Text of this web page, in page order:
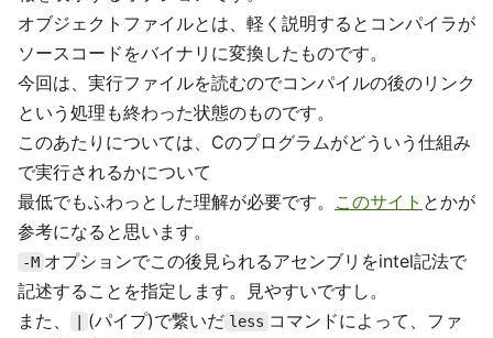
オブジェクトファイルとは、軽く説明するとコンパイラが
ソースコードをバイナリに変換したものです。
今回は、実行ファイルを読むのでコンパイルの後のリンク
という処理も終わった状態のものです。
このあたりについては、Cのプログラムがどういう仕組み
で実行されるかについて
最低でもふわっとした理解が必要です。 このサイト とかが
参考になると思います。
-M オプションでこの後見られるアセンブリをintel記法で
記述することを指定します。見やすいですし。
また、
(パイプ)で繋いだ less コマンドによって、ファ